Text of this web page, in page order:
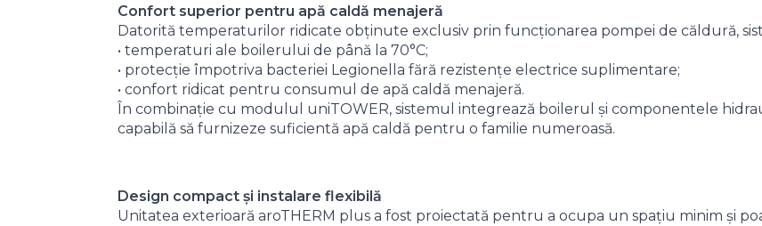
Confort superior pentru apă caldă menajeră
Datorită temperaturilor ridicate obținute exclusiv prin funcționarea pompei de căldură,
• temperaturi ale boilerului de până la 70°C;
• protecție împotriva bacteriei Legionella fără rezistențe electrice suplimentare;
• confort ridicat pentru consumul de apă caldă menajeră.
În combinație cu modulul uniTOWER, sistemul integrează boilerul și componentele
capabilă să furnizeze suficientă apă caldă pentru o familie numeroasă.
Design compact și instalare flexibilă
Unitatea exterioară aroTHERM plus a fost proiectată pentru a ocupa un spațiu minim și